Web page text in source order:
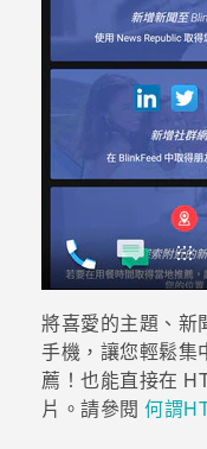
將喜愛的主題、新
手機，讓您輕鬆集
薦！ 也能直接在
片。請參閱 何謂